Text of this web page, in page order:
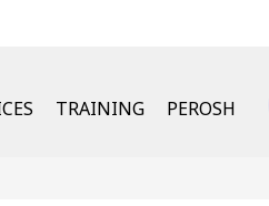
TRAINING PEROSH